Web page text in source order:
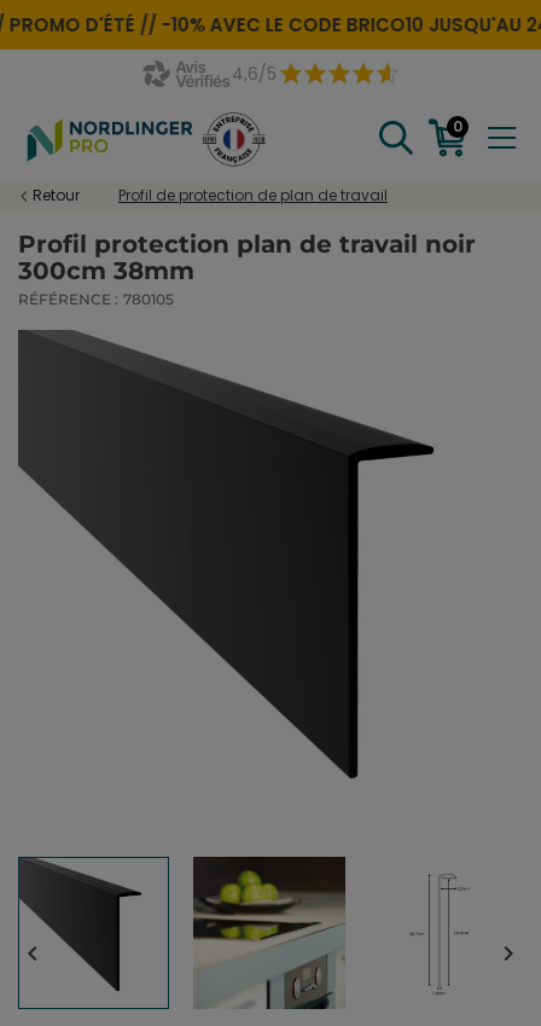
D'ÉTÉ // -10% AVEC LE CODEBRICO10JUSQU'AU 24
4,6/5
0
Retour Profil de protection de plan de travail
Profil protection plan de travail noir
300cm 38mm
RÉFÉRENCE : 780105
 